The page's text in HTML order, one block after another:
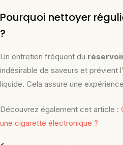
Pourquoi nettoyer
?
Un entretien fréquent du
indésirable de saveurs et prévient
liquide. Cela assure une
Découvrez également cet article :
une cigarette électronique ?